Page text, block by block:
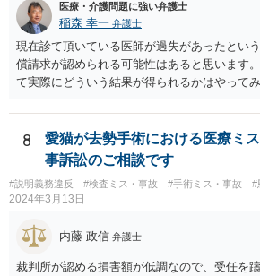
医療・介護問題に強い弁護士
稲森 幸一 弁護士
現在診て頂いている医師が過失があったとい
償請求が認められる可能性はあると思います
て実際にどういう結果が得られるかはやって
療費や精神的苦痛を受けた分の慰謝料や仕事
などが考えられます。 頑張ってください。
8
愛猫が去勢手術における医療ミ
事訴訟のご相談です
#説明義務違反 #検査ミス・事故 #手術ミス・事故 #
2024年3月13日
内藤 政信 弁護士
裁判所が認める損害額が低調なので、受任を